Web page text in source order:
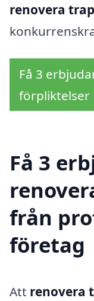
renovera
Få 3
förpliktelser
Få 3
från
företag
Att renovera